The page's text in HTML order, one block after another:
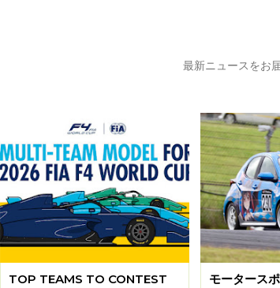
最新ニュースをお
TOP TEAMS TO CONTEST
モータース